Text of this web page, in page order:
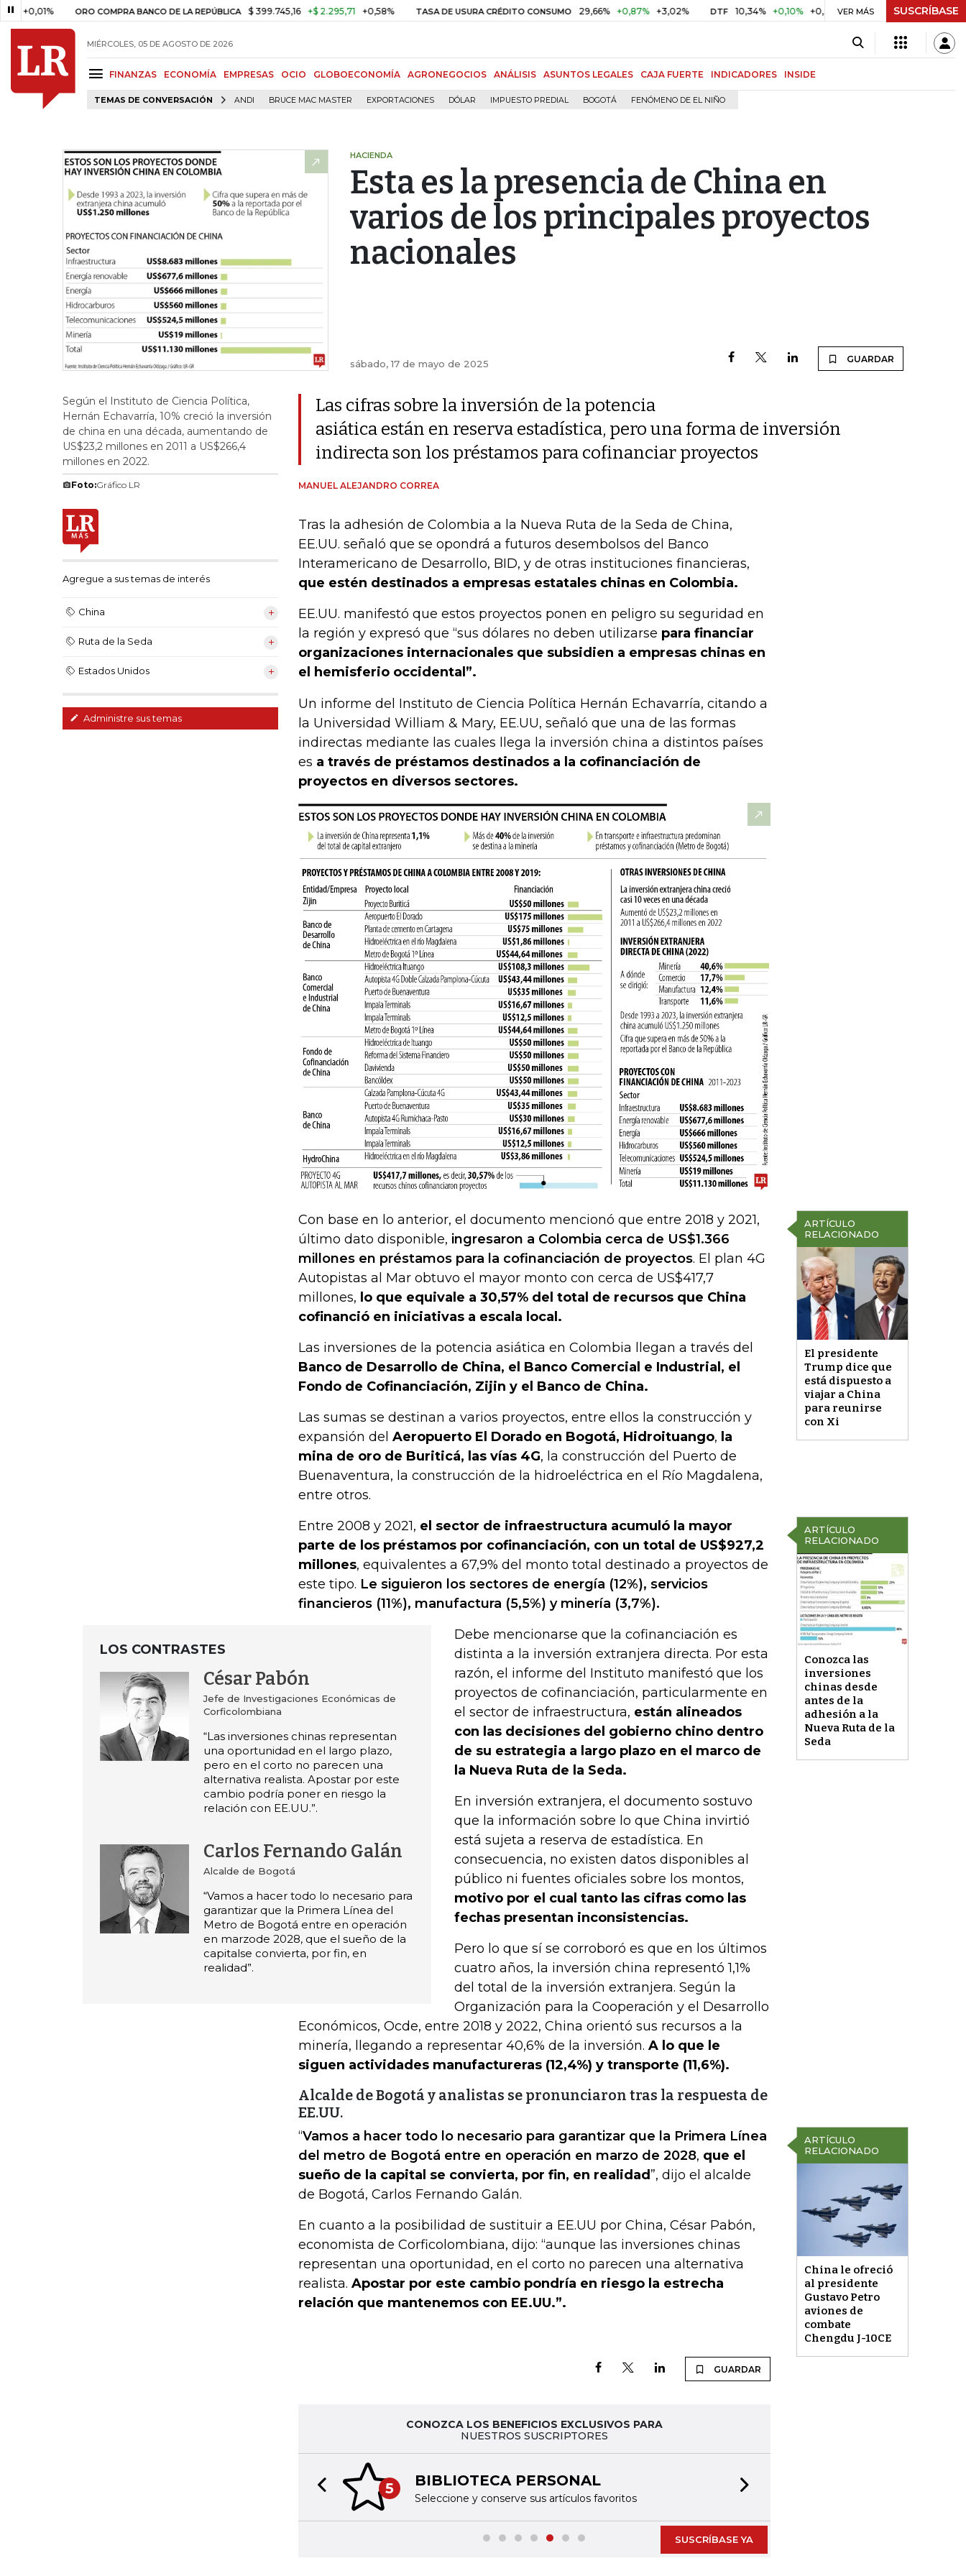
ORO COMPRA BANCO DE LA REPÚBLICA $ 399.745,16 +$ 2.295,71 +0,58% TASA DE USURA CRÉDITO CONSUMO 29,66% +0,87% +3,02% DTF 10,34% +0,10% +0,98% UVR $ 416,86 +$ 0,05 +0,01%
VER MÁS SUSCRÍBASE
MIÉRCOLES, 05 DE AGOSTO DE 2026
FINANZAS ECONOMÍA EMPRESAS OCIO GLOBOECONOMÍA AGRONEGOCIOS ANÁLISIS ASUNTOS LEGALES CAJA FUERTE INDICADORES INSIDE
TEMAS DE CONVERSACIÓN ANDI BRUCE MAC MASTER EXPORTACIONES DÓLAR IMPUESTO PREDIAL BOGOTÁ FENÓMENO DE EL NIÑO
HACIENDA
Esta es la presencia de China en
varios de los principales proyectos
nacionales
sábado, 17 de mayo de 2025 GUARDAR
Según el Instituto de Ciencia Política,
Hernán Echavarría, 10% creció la inversión
de china en una década, aumentando de
US$23,2 millones en 2011 a US$266,4
millones en 2022.
Foto:Gráfico LR
Agregue a sus temas de interés
China
Ruta de la Seda
Estados Unidos
Administre sus temas
Las cifras sobre la inversión de la potencia
asiática están en reserva estadística, pero una forma de inversión
indirecta son los préstamos para cofinanciar proyectos
MANUEL ALEJANDRO CORREA
Tras la adhesión de Colombia a la Nueva Ruta de la Seda de China,
EE.UU. señaló que se opondrá a futuros desembolsos del Banco
Interamericano de Desarrollo, BID, y de otras instituciones financieras,
que estén destinados a empresas estatales chinas en Colombia.
EE.UU. manifestó que estos proyectos ponen en peligro su seguridad en
la región y expresó que “sus dólares no deben utilizarse para financiar
organizaciones internacionales que subsidien a empresas chinas en
el hemisferio occidental”.
Un informe del Instituto de Ciencia Política Hernán Echavarría, citando a
la Universidad William & Mary, EE.UU, señaló que una de las formas
indirectas mediante las cuales llega la inversión china a distintos países
es a través de préstamos destinados a la cofinanciación de
proyectos en diversos sectores.
ARTÍCULO
RELACIONADO
El presidente
Trump dice que
está dispuesto a
viajar a China
para reunirse
con Xi
Con base en lo anterior, el documento mencionó que entre 2018 y 2021,
último dato disponible, ingresaron a Colombia cerca de US$1.366
millones en préstamos para la cofinanciación de proyectos. El plan 4G
Autopistas al Mar obtuvo el mayor monto con cerca de US$417,7
millones, lo que equivale a 30,57% del total de recursos que China
cofinanció en iniciativas a escala local.
Las inversiones de la potencia asiática en Colombia llegan a través del
Banco de Desarrollo de China, el Banco Comercial e Industrial, el
Fondo de Cofinanciación, Zijin y el Banco de China.
Las sumas se destinan a varios proyectos, entre ellos la construcción y
expansión del Aeropuerto El Dorado en Bogotá, Hidroituango, la
mina de oro de Buriticá, las vías 4G, la construcción del Puerto de
Buenaventura, la construcción de la hidroeléctrica en el Río Magdalena,
entre otros.
ARTÍCULO
RELACIONADO
Conozca las
inversiones
chinas desde
antes de la
adhesión a la
Nueva Ruta de la
Seda
Entre 2008 y 2021, el sector de infraestructura acumuló la mayor
parte de los préstamos por cofinanciación, con un total de US$927,2
millones, equivalentes a 67,9% del monto total destinado a proyectos de
este tipo. Le siguieron los sectores de energía (12%), servicios
financieros (11%), manufactura (5,5%) y minería (3,7%).
LOS CONTRASTES
César Pabón
Jefe de Investigaciones Económicas de
Corficolombiana
“Las inversiones chinas representan
una oportunidad en el largo plazo,
pero en el corto no parecen una
alternativa realista. Apostar por este
cambio podría poner en riesgo la
relación con EE.UU.”.
Carlos Fernando Galán
Alcalde de Bogotá
“Vamos a hacer todo lo necesario para
garantizar que la Primera Línea del
Metro de Bogotá entre en operación
en marzode 2028, que el sueño de la
capitalse convierta, por fin, en
realidad”.
Debe mencionarse que la cofinanciación es
distinta a la inversión extranjera directa. Por esta
razón, el informe del Instituto manifestó que los
proyectos de cofinanciación, particularmente en
el sector de infraestructura, están alineados
con las decisiones del gobierno chino dentro
de su estrategia a largo plazo en el marco de
la Nueva Ruta de la Seda.
En inversión extranjera, el documento sostuvo
que la información sobre lo que China invirtió
está sujeta a reserva de estadística. En
consecuencia, no existen datos disponibles al
público ni fuentes oficiales sobre los montos,
motivo por el cual tanto las cifras como las
fechas presentan inconsistencias.
Pero lo que sí se corroboró es que en los últimos
cuatro años, la inversión china representó 1,1%
del total de la inversión extranjera. Según la
Organización para la Cooperación y el Desarrollo
Económicos, Ocde, entre 2018 y 2022, China orientó sus recursos a la
minería, llegando a representar 40,6% de la inversión. A lo que le
siguen actividades manufactureras (12,4%) y transporte (11,6%).
Alcalde de Bogotá y analistas se pronunciaron tras la respuesta de
EE.UU.
ARTÍCULO
RELACIONADO
China le ofreció
al presidente
Gustavo Petro
aviones de
combate
Chengdu J-10CE
“Vamos a hacer todo lo necesario para garantizar que la Primera Línea
del metro de Bogotá entre en operación en marzo de 2028, que el
sueño de la capital se convierta, por fin, en realidad”, dijo el alcalde
de Bogotá, Carlos Fernando Galán.
En cuanto a la posibilidad de sustituir a EE.UU por China, César Pabón,
economista de Corficolombiana, dijo: “aunque las inversiones chinas
representan una oportunidad, en el corto no parecen una alternativa
realista. Apostar por este cambio pondría en riesgo la estrecha
relación que mantenemos con EE.UU.”.
GUARDAR
CONOZCA LOS BENEFICIOS EXCLUSIVOS PARA
NUESTROS SUSCRIPTORES
5 BIBLIOTECA PERSONAL
Seleccione y conserve sus artículos favoritos
Previous slide
SUSCRÍBASE YA